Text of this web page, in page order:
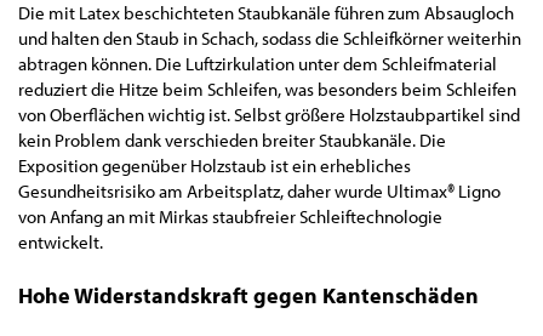
Die mit Latex beschichteten Staubkanäle führen zum Absaugloch
und halten den Staub in Schach, sodass die Schleifkörner weiterhin
abtragen können. Die Luftzirkulation unter dem Schleifmaterial
reduziert die Hitze beim Schleifen, was besonders beim Schleifen
von Oberflächen wichtig ist. Selbst größere Holzstaubpartikel sind
kein Problem dank verschieden breiter Staubkanäle. Die
Exposition gegenüber Holzstaub ist ein erhebliches
Gesundheitsrisiko am Arbeitsplatz, daher wurde Ultimax® Ligno
von Anfang an mit Mirkas staubfreier Schleiftechnologie
entwickelt.
Hohe Widerstandskraft gegen Kantenschäden